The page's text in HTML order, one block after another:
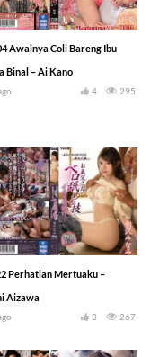
Awalnya Coli Bareng Ibu
Binal – Ai Kano
295
4
Perhatian Mertuaku –
Aizawa
267
3